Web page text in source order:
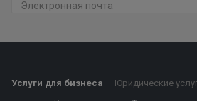
Услуги для бизнеса
Юридические